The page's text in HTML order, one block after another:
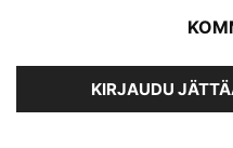
KIRJAUDU